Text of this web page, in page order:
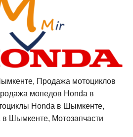
Продажа мотоциклов
мопедов Honda в
Honda в Шымкенте,
Шымкенте, Мотозапчасти